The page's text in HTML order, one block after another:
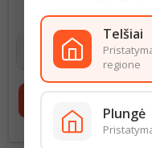
12,00 €Telšiai
regione
Plungė